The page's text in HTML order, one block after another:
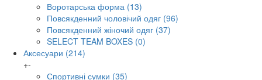
Воротарська форма (13)
Повсякденний чоловічий одяг (96)
Повсякденний жіночий одяг (37)
SELECT TEAM BOXES (0)
Аксесуари (214)
+-
Спортивні сумки (35)